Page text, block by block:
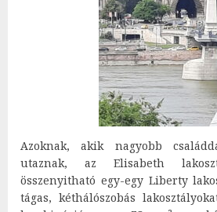
Azoknak, akik nagyobb
utaznak, az Elisabeth
összenyitható egy-egy Liberty
tágas, kéthálószobás